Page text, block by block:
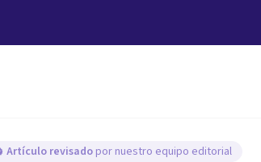
Artículo revisado por nuestro equipo editorial